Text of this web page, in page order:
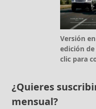
Versión
edición de
clic para
¿Quieres
mensual?